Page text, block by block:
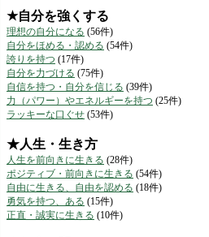
★自分を強くする
理想の自分になる (56件)
自分をほめる・認める (54件)
誇りを持つ (17件)
自分を力づける (75件)
自信を持つ・自分を信じる (39件)
力（パワー）やエネルギーを持つ (25件)
ラッキーな口ぐせ (53件)
★人生・生き方
人生を前向きに生きる (28件)
ポジティブ・前向きに生きる (54件)
自由に生きる、自由を認める (18件)
勇気を持つ、ある (15件)
正直・誠実に生きる (10件)